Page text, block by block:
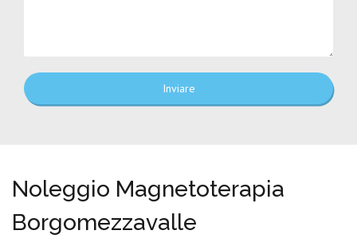
Inviare
Noleggio Magnetoterapia
Borgomezzavalle